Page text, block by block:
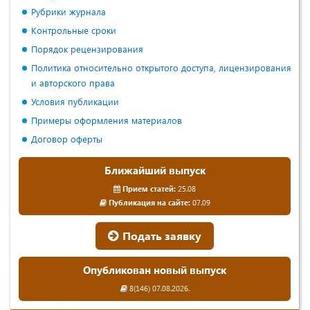
Рубрики журнала
Контрольные сроки
Порядок рецензирования
Политика относительно открытого доступа, лицензирования
и авторского права
Условия публикации
Примеры оформления материалов
Договор оферты
Ближайший выпуск
Прием статей: 25.08
Публикация на сайте:07.09
Подать заявку
Опубликован новый выпуск
8(146) 07.08.2026.